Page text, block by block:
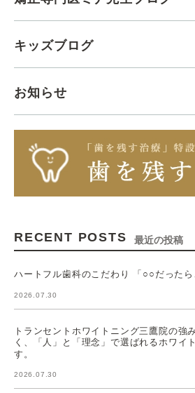
キッズブログ
お知らせ
RECENT POSTS 最近の投稿
ハートフル歯科のこだわり 「○○だったら
2026.07.30
トランセントホワイトニング三鷹院の強
く、「人」と「理念」で選ばれるホワイ
す。
2026.07.30